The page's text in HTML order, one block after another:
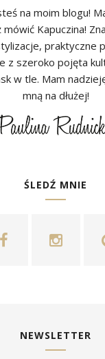
na moim blogu!
Kapuczina!
praktyczne
z szeroko pojęta
w tle. Mam
mną na dłużej!
ŚLEDŹ MNIE
NEWSLETTER